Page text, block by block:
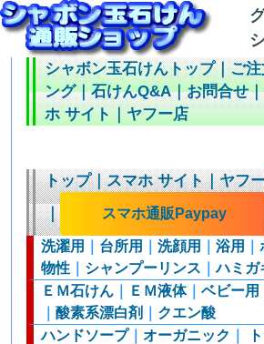
シャボン玉石けんトップ｜ご
ング｜石けんQ&A｜お問合せ｜
ホ サイト｜ヤフー店
トップ｜スマホ サイト｜ヤフ
｜
スマホ通販Paypay
洗濯用 台所用 ｜洗顔用 ｜浴用 ｜
物性
シャンプーリンス ｜ハミガ
ＥＭ石けん
ＥＭ液体｜ベビー用
｜酸素系漂白剤
クエン酸
ハンドソープ｜オーガニック